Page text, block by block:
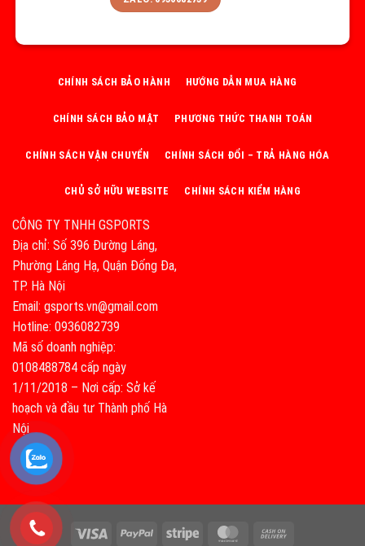
CÔNG TY TNHH GSPORTS
Địa chỉ: Số 396 Đường Láng,
Phường Láng Hạ, Quận Đống Đa,
TP. Hà Nội
Email: gsports.vn@gmail.com
Hotline: 0936082739
Mã số doanh nghiệp:
0108488784 cấp ngày
1/11/2018 – Nơi cấp: Sở kế
hoạch và đầu tư Thành phố Hà
Nội
CHÍNH SÁCH BẢO HÀNH HƯỚNG DẪN MUA HÀNG
CHÍNH SÁCH BẢO MẬT PHƯƠNG THỨC THANH TOÁN
CHÍNH SÁCH VẬN CHUYỂN CHÍNH SÁCH ĐỔI – TRẢ HÀNG HÓA
CHỦ SỞ HỮU WEBSITE CHÍNH SÁCH KIỂM HÀNG